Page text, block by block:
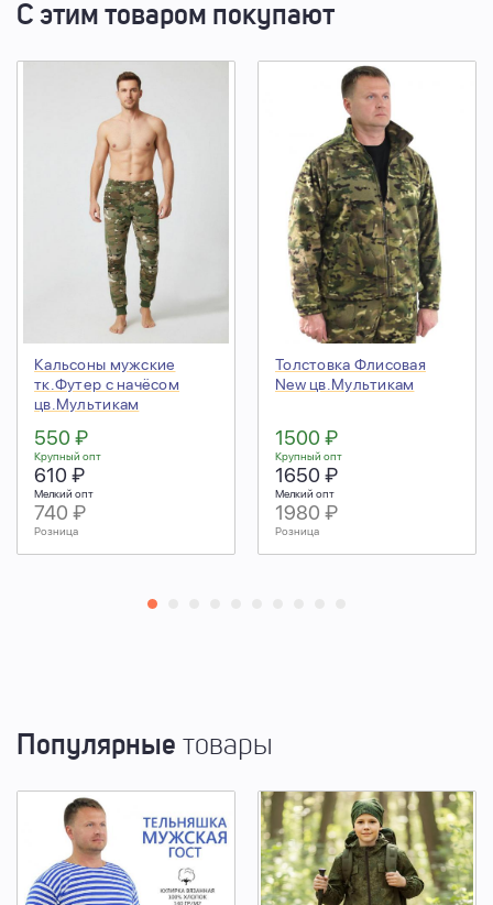
С этим товаром покупают
Кальсоны мужские
тк.Футер с начёсом
цв.Мультикам
550 ₽
Крупный опт
610 ₽
Мелкий опт
740 ₽
Розница
Толстовка Флисовая
New цв.Мультикам
1500 ₽
Крупный опт
1650 ₽
Мелкий опт
1980 ₽
Розница
Популярные товары